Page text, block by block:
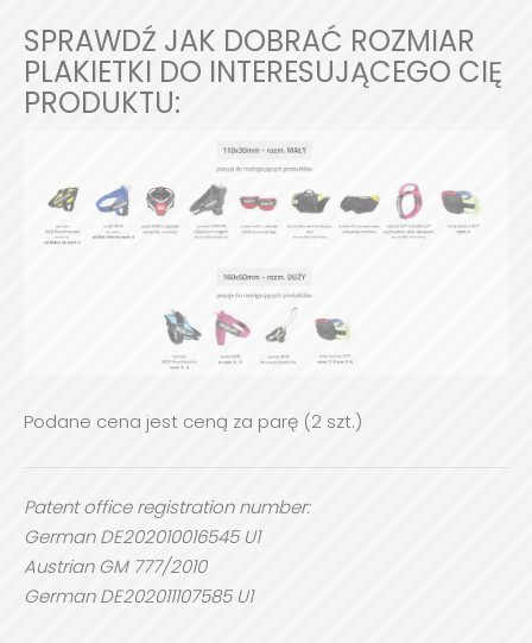
SPRAWDŹ JAK DOBRAĆ ROZMIAR
PLAKIETKI DO INTERESUJĄCEGO CIĘ
PRODUKTU:
Podane cena jest ceną za parę (2 szt.)
Patent office registration number:
German DE202010016545 U1
Austrian GM 777/2010
German DE202011107585 U1